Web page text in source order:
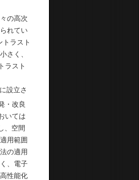
の高次
れてい
ラスト
さく、
ラスト
設立さ
・改良
いては
、空間
用範囲
の適用
、電子
性能化